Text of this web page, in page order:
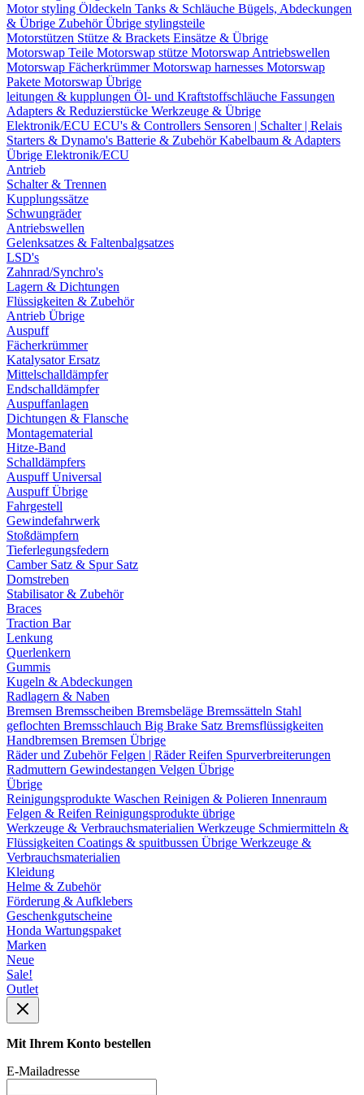
Motor styling Öldeckeln Tanks & Schläuche Bügels, Abdeckungen
& Übrige ZubehörÜbrige stylingsteile
Motorstützen Stütze & Brackets Einsätze & Übrige
Motorswap Teile Motorswap stütze Motorswap Antriebswellen
Motorswap FächerkrümmerMotorswap harnesses Motorswap
Pakete Motorswap Übrige
leitungen & kupplungen Öl- und Kraftstoffschläuche Fassungen
Adapters & Reduzierstücke Werkzeuge & Übrige
Elektronik/ECU ECU's & Controllers Sensoren | Schalter | Relais
Starters & Dynamo's Batterie & ZubehörKabelbaum & Adapters
Übrige Elektronik/ECU
Antrieb
Schalter & Trennen
Kupplungssätze
Schwungräder
Antriebswellen
Gelenksatzes & Faltenbalgsatzes
LSD's
Zahnrad/Synchro's
Lagern & Dichtungen
Flüssigkeiten & Zubehör
Antrieb Übrige
Auspuff
Fächerkrümmer
Katalysator Ersatz
Mittelschalldämpfer
Endschalldämpfer
Auspuffanlagen
Dichtungen & Flansche
Montagematerial
Hitze-Band
Schalldämpfers
Auspuff Universal
Auspuff Übrige
Fahrgestell
Gewindefahrwerk
Stoßdämpfern
Tieferlegungsfedern
Camber Satz & Spur Satz
Domstreben
Stabilisator & Zubehör
Braces
Traction Bar
Lenkung
Querlenkern
Gummis
Kugeln & Abdeckungen
Radlagern & Naben
Bremsen Bremsscheiben Bremsbeläge Bremssätteln Stahl
geflochten Bremsschlauch Big Brake Satz Bremsflüssigkeiten
Handbremsen Bremsen Übrige
Räder und ZubehörFelgen | RäderReifen Spurverbreiterungen
Radmuttern Gewindestangen Velgen Übrige
Übrige
Reinigungsprodukte Waschen Reinigen & Polieren Innenraum
Felgen & Reifen Reinigungsprodukte übrige
Werkzeuge & Verbrauchsmaterialien Werkzeuge Schmiermitteln &
Flüssigkeiten Coatings & spuitbussen Übrige Werkzeuge &
Verbrauchsmaterialien
Kleidung
Helme & Zubehör
Förderung & Aufklebers
Geschenkgutscheine
Honda Wartungspaket
Marken
Neue
Sale!
Outlet
Mit Ihrem Konto bestellen
E-Mailadresse